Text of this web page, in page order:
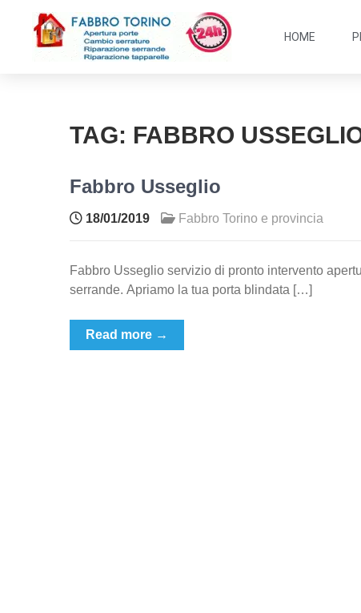
HOME
TAG: FABBRO
Fabbro Usseglio
18/01/2019 Fabbro Torino e provincia
Fabbro Usseglio servizio di pronto intervento
serrande. Apriamo la tua porta blindata […]
Read more →